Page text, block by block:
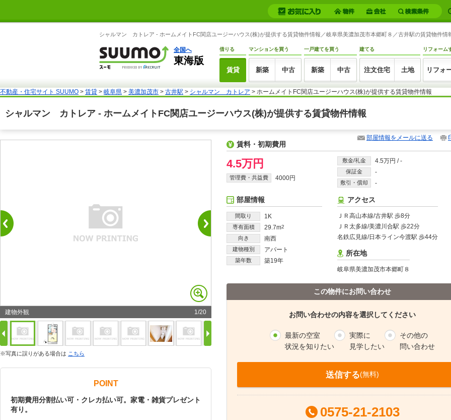
シャルマン カトレア - ホームメイトFC関店ユージーハウス(株)が提供する賃貸物件情報／岐阜県美濃加茂市本郷町８／古井駅の賃貸物件情
全国へ
東海版
借りる
賃貸
マンションを買う
新築 中古
一戸建てを買う
新築 中古
建てる
注文住宅 土地
リフォーム
リフォ
不動産・住宅サイト SUUMO > 賃貸 > 岐阜県 > 美濃加茂市 > 古井駅 > シャルマン カトレア > ホームメイトFC関店ユージーハウス(株)が提供する賃貸物件情報
シャルマン カトレア - ホームメイトFC関店ユージーハウス(株)が提供する賃貸物件情報
建物外観 1/20
※写真に誤りがある場合は こちら
POINT
初期費用分割払い可・クレカ払い可。家電・雑貨プレゼント
有り。
部屋情報をメールに送る
賃料・初期費用
4.5万円
管理費・共益費 4000円
敷金/礼金 4.5万円 /-
保証金 -
敷引・償却 -
部屋情報
間取り 1K
専有面積 29.7m2
向き 南西
建物種別 アパート
築年数 築19年
アクセス
ＪＲ高山本線/古井駅 歩8分
ＪＲ太多線/美濃川合駅 歩22分
名鉄広見線/日本ライン今渡駅 歩44分
所在地
岐阜県美濃加茂市本郷町８
この物件にお問い合わせ
お問い合わせの内容を選択してください
最新の空室
状況を知りたい
実際に
見学したい
その他の
問い合わせ
送信する(無料)
0575-21-2103